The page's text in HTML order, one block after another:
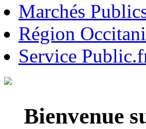
Marchés
Région
Service
Bienvenue